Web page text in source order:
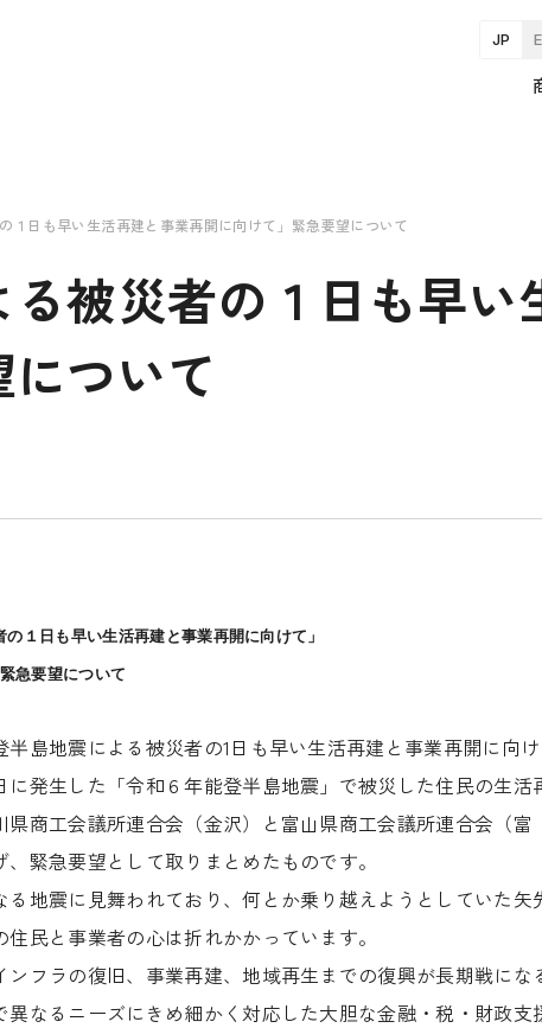
JP
１日も早い生活再建と事業再開に向けて」緊急要望について
る被災者の１日も早
ついて
の１日も早い生活再建と事業再開に向けて」
緊急要望について
島地震による被災者の1日も早い生活再建と事業再開に向け
発生した「令和６年能登半島地震」で被災した住民の生活
商工会議所連合会（金沢）と富山県商工会議所連合会（富
緊急要望として取りまとめたものです。
地震に見舞われており、何とか乗り越えようとしていた矢
民と事業者の心は折れかかっています。
フラの復旧、事業再建、地域再生までの復興が長期戦にな
なるニーズにきめ細かく対応した大胆な金融・税・財政支